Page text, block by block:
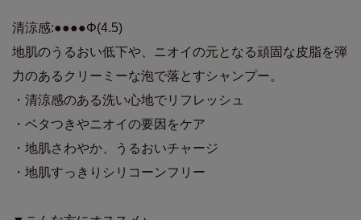
清涼感:●●●●Φ(4.5)
地肌のうるおい低下や、ニオイの元となる頑固な皮脂を弾
力のあるクリーミーな泡で落とすシャンプー。
・清涼感のある洗い心地でリフレッシュ
・ベタつきやニオイの要因をケア
・地肌さわやか、うるおいチャージ
・地肌すっきりシリコーンフリー